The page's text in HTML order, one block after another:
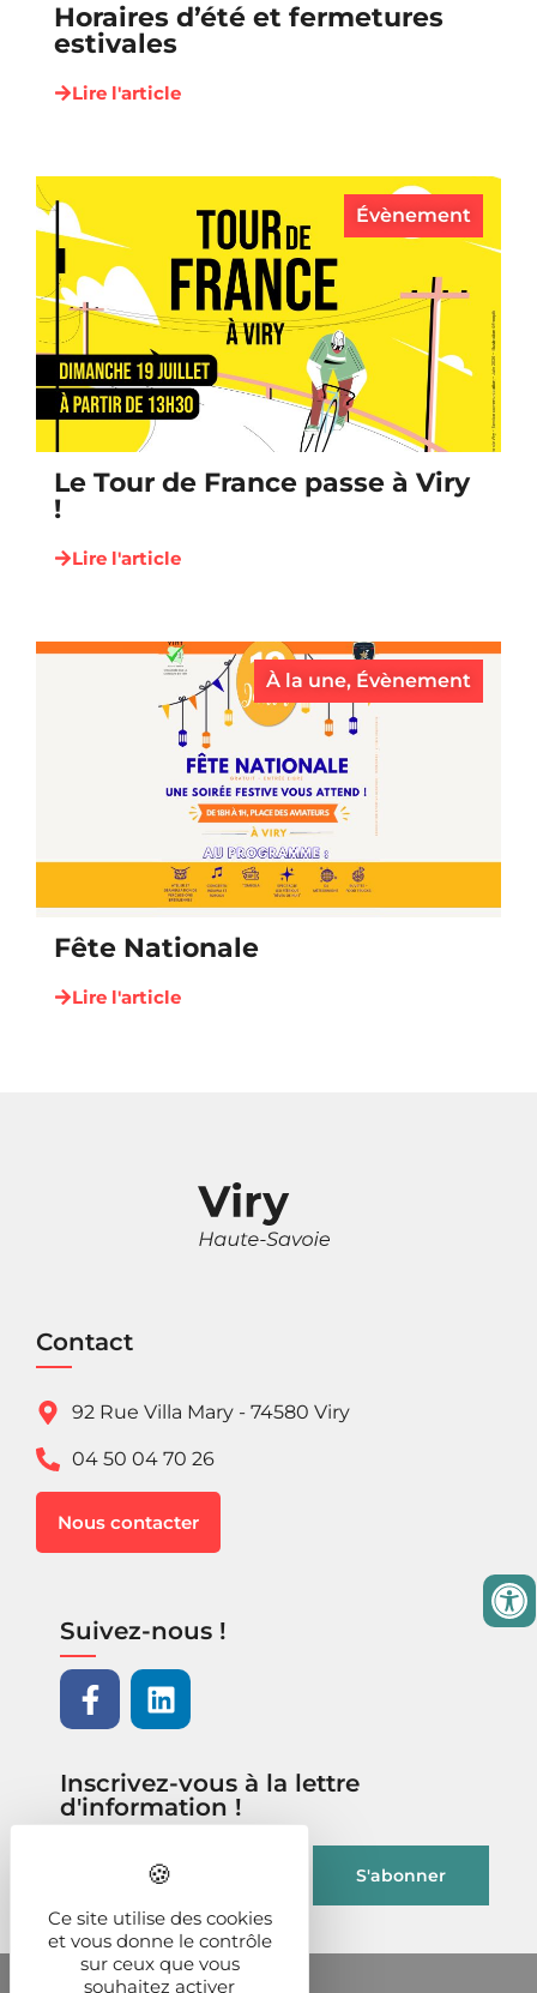
Horaires d’été et fermetures
estivales
Lire l'article
Évènement
Le Tour de France passe à Viry
!
Lire l'article
À la une, Évènement
Fête Nationale
Lire l'article
Contact
92 Rue Villa Mary - 74580 Viry
04 50 04 70 26
Nous contacter
Suivez-nous !
Inscrivez-vous à la lettre
d'information !
Ce site utilise des cookies
et vous donne le contrôle
sur ceux que vous
souhaitez activer